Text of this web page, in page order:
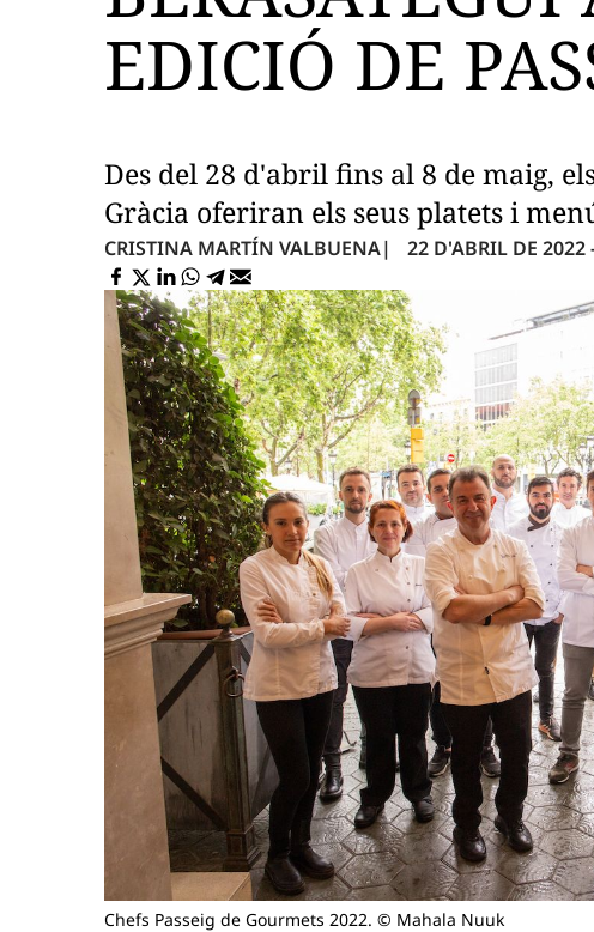
EDICIÓ DE
Des del 28 d'abril fins al 8 de maig,
Gràcia oferiran els seus platets i
CRISTINA MARTÍN VALBUENA 22 D'ABRIL DE 2022
Chefs Passeig de Gourmets 2022. © Mahala Nuuk